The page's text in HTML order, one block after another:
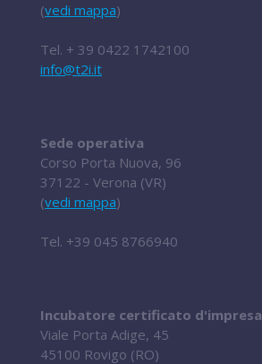
(vedi mappa)
Tel. + 39 0422 1742100
info@t2i.it
Sede operativa
Corso Porta Nuova, 96
37122 - Verona (VR)
(vedi mappa)
Tel. +39 045 8766940
Incubatore certificato d'impresa
Viale Porta Adige, 45
45100 Rovigo (RO)